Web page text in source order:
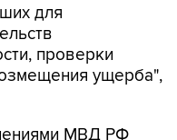
для
проверки
ущерба",
МВД РФ